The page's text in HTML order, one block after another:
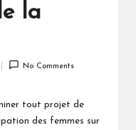
la
No Comments
tout projet de
des femmes sur